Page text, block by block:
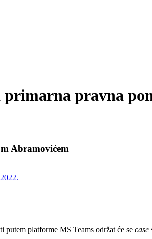
primarna pravna
Abramovićem
putem platforme MS Teams održat će se case